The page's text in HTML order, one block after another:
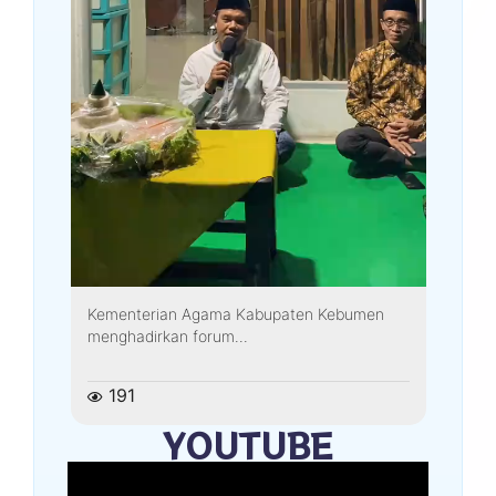
Kementerian Agama Kabupaten Kebumen
menghadirkan forum...
191
YOUTUBE